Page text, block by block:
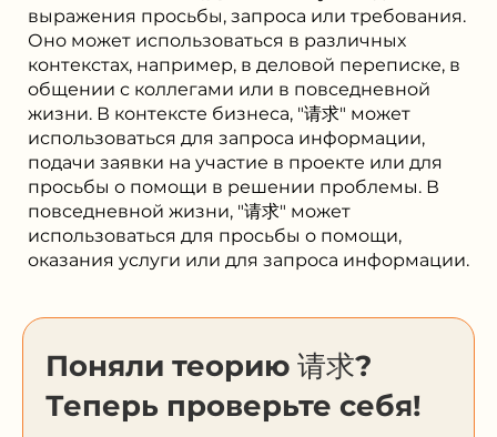
выражения просьбы, запроса или требования.
Оно может использоваться в различных
контекстах, например, в деловой переписке, в
общении с коллегами или в повседневной
жизни. В контексте бизнеса, "请求" может
использоваться для запроса информации,
подачи заявки на участие в проекте или для
просьбы о помощи в решении проблемы. В
повседневной жизни, "请求" может
использоваться для просьбы о помощи,
оказания услуги или для запроса информации.
Поняли теорию 请求?
Теперь проверьте себя!